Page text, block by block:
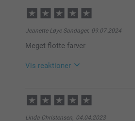
Jeanette Løye Sandager, 09.07.2024
Meget flotte farver
Vis reaktioner
08:54
Hej Jeanette
Linda Christensen, 04.04.2023